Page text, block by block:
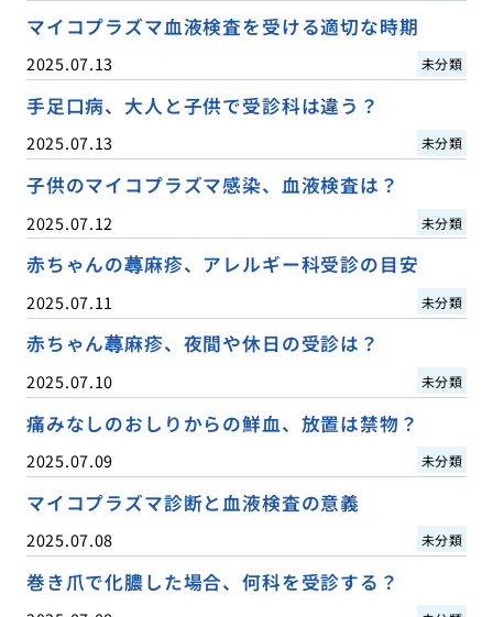
マイコプラズマ血液検査を受ける適切な時期
2025.07.13 未分類
手足口病、大人と子供で受診科は違う？
2025.07.13 未分類
子供のマイコプラズマ感染、血液検査は？
2025.07.12 未分類
赤ちゃんの蕁麻疹、アレルギー科受診の目安
2025.07.11 未分類
赤ちゃん蕁麻疹、夜間や休日の受診は？
2025.07.10 未分類
痛みなしのおしりからの鮮血、放置は禁物？
2025.07.09 未分類
マイコプラズマ診断と血液検査の意義
2025.07.08 未分類
巻き爪で化膿した場合、何科を受診する？